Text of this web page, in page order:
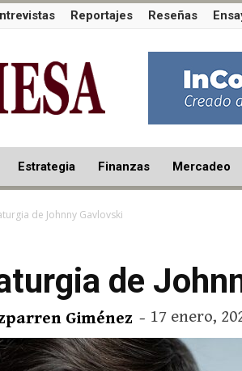
Reportajes Reseñas
Estrategia Finanzas Mercadeo
de Johnny Gavlovski
de
Giménez - 17 enero,